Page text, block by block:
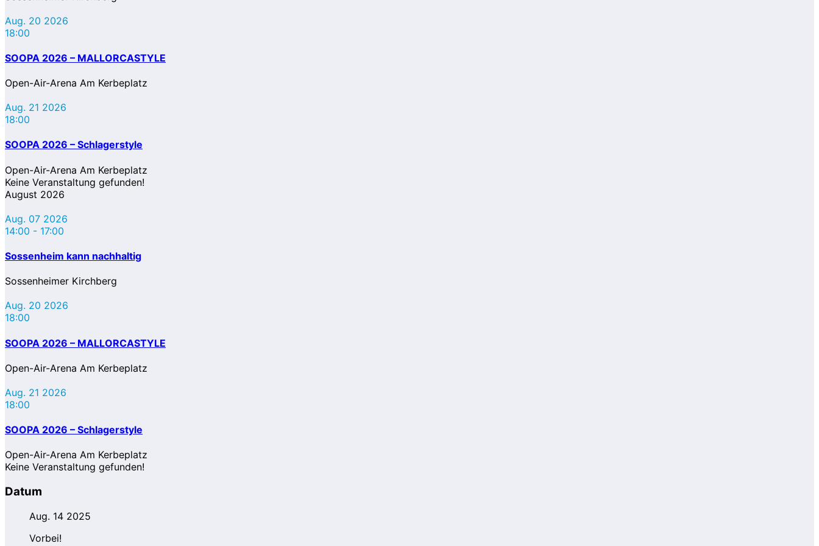
Aug. 20 2026
18:00
SOOPA 2026 – MALLORCASTYLE
Open-Air-Arena Am Kerbeplatz
Aug. 21 2026
18:00
SOOPA 2026 – Schlagerstyle
Open-Air-Arena Am Kerbeplatz
Keine Veranstaltung gefunden!
August 2026
Aug. 07 2026
14:00 - 17:00
Sossenheim kann nachhaltig
Sossenheimer Kirchberg
Aug. 20 2026
18:00
SOOPA 2026 – MALLORCASTYLE
Open-Air-Arena Am Kerbeplatz
Aug. 21 2026
18:00
SOOPA 2026 – Schlagerstyle
Open-Air-Arena Am Kerbeplatz
Keine Veranstaltung gefunden!
Datum
Aug. 14 2025
Vorbei!